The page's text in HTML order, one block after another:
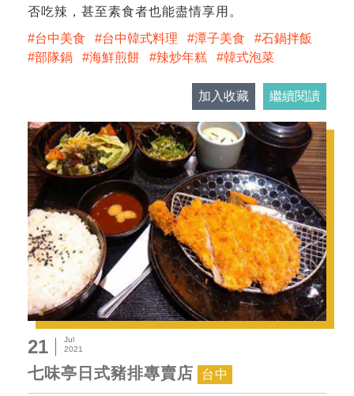
否吃辣，甚至素食者也能盡情享用。
台中美食
台中韓式料理 潭子美食
石鍋拌飯
部隊鍋
海鮮煎餅 辣炒年糕 韓式泡菜
加入收藏 繼續閱讀
21
Jul
2021
七味亭日式豬排專賣店 台中